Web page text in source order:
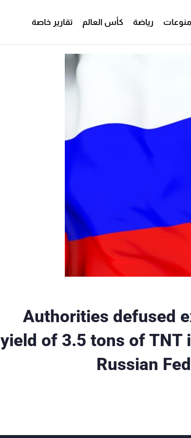
منوعات رياضة كأس العالم تقارير خاصة
Authorities defused
yield of 3.5 tons of TNT
Russian